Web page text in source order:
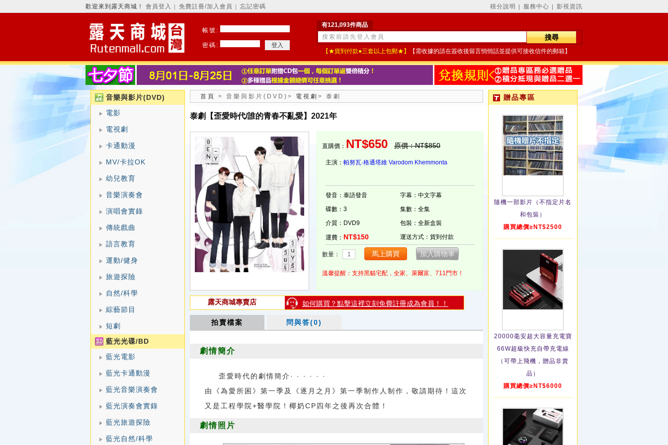
積分說明 服務中心 影視資訊
歡迎來到露天商城！ 會員登入 免費註冊/加入會員 忘記密碼
有121,093件商品
【★貨到付款●三套以上包郵★】 【需收據的請在簽收後留言悄悄話並提供可接收信件的郵箱】
帳號:
密碼:
音樂與影片(DVD)
電影
電視劇
卡通動漫
MV/卡拉OK
幼兒教育
音樂演奏會
演唱會實錄
傳統戲曲
語言教育
運動/健身
旅遊探險
自然/科學
綜藝節目
短劇
藍光光碟/BD
藍光電影
藍光卡通動漫
藍光音樂演奏會
藍光演奏會實錄
藍光旅遊探險
藍光自然/科學
首頁 > 音樂與影片(DVD) > 電視劇 > 泰劇
泰劇【歪愛時代/誰的青春不亂愛】2021年
直購價： NT$650 原價：NT$850
主演： 帕努瓦·格通塔維 Varodom Khemmonta
發音：泰語發音
字幕：中文字幕
碟數：3
集數：全集
介質：DVD9
包裝：全新盒裝
運費： NT$150 運送方式：貨到付款
數量：
溫馨提醒：支持黑貓宅配，全家、萊爾富、711門市！
如何購買？點擊這裡立刻免費註冊成為會員！！
露天商城專賣店
拍賣檔案 問與答(0)
劇情簡介
歪愛時代的劇情簡介· · · · · ·
由《為愛所困》第一季及《逐月之月》第一季制作人制作，敬請期待！這次
又是工程學院+醫學院！椰奶CP四年之後再次合體！
劇情照片
贈品專區
隨機一部影片（不指定片名
和包裝）
購買總價≥NT$2500
20000毫安超大容量充電寶
66W超級快充自帶充電線
（可帶上飛機，贈品非賣
品）
購買總價≥NT$6000